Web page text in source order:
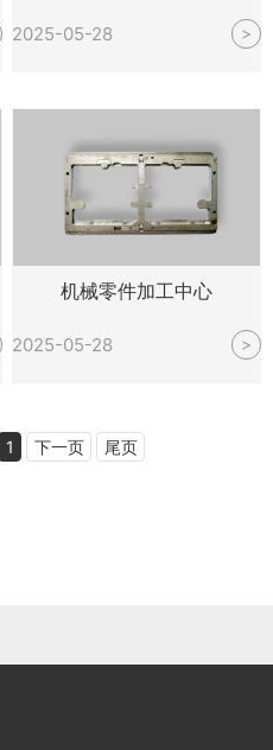
2025-05-28 >
机械零件加工中心
2025-05-28 >
1 下一页 尾页